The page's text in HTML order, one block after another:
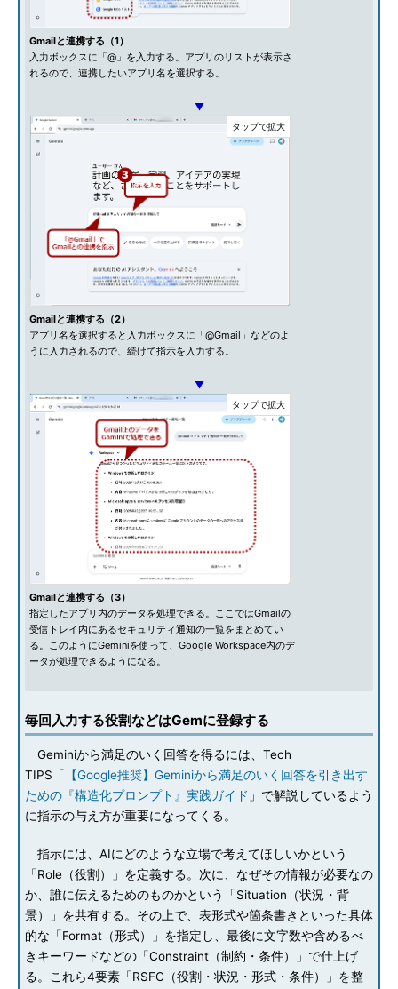
Gmailと連携する（1）
入力ボックスに「@」を入力する。アプリのリストが表示さ
れるので、連携したいアプリ名を選択する。
▼
Gmailと連携する（2）
アプリ名を選択すると入力ボックスに「@Gmail」などのよ
うに入力されるので、続けて指示を入力する。
▼
Gmailと連携する（3）
指定したアプリ内のデータを処理できる。ここではGmailの
受信トレイ内にあるセキュリティ通知の一覧をまとめてい
る。このようにGeminiを使って、Google Workspace内のデ
ータが処理できるようになる。
毎回入力する役割などはGemに登録する
Geminiから満足のいく回答を得るには、Tech
TIPS「
【Google推奨】Geminiから満足のいく回答を引き出す
ための『構造化プロンプト』実践ガイド 」で解説しているよう
に指示の与え方が重要になってくる。
指示には、AIにどのような立場で考えてほしいかという
「Role（役割）」を定義する。次に、なぜその情報が必要なの
か、誰に伝えるためのものかという「Situation（状況・背
景）」を共有する。その上で、表形式や箇条書きといった具体
的な「Format（形式）」を指定し、最後に文字数や含めるべ
きキーワードなどの「Constraint（制約・条件）」で仕上げ
る。これら4要素「RSFC（役割・状況・形式・条件）」を整